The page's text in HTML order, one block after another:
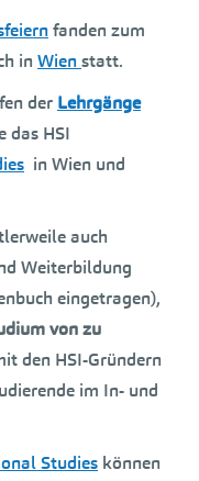
fanden zum
in Wienstatt.
der Lehrgänge
das HSI
in Wien und
auch
Weiterbildung
eingetragen),
von zu
den HSI-Gründern
im In- und
Studies können